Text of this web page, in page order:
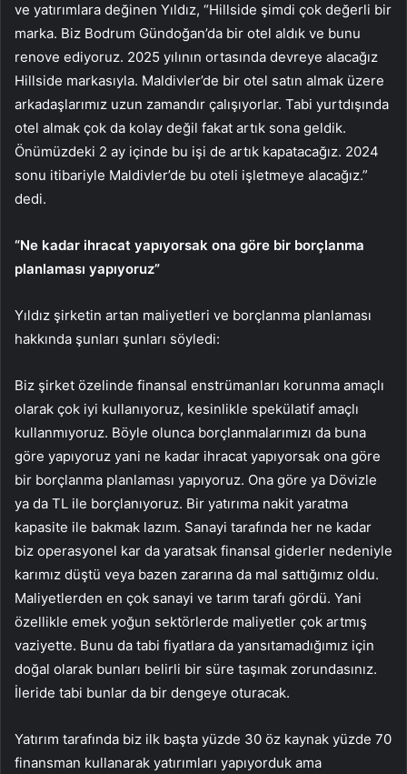
ve yatırımlara değinen Yıldız, “Hillside şimdi çok değerli bir
marka. Biz Bodrum Gündoğan’da bir otel aldık ve bunu
renove ediyoruz. 2025 yılının ortasında devreye alacağız
Hillside markasıyla. Maldivler’de bir otel satın almak üzere
arkadaşlarımız uzun zamandır çalışıyorlar. Tabi yurtdışında
otel almak çok da kolay değil fakat artık sona geldik.
Önümüzdeki 2 ay içinde bu işi de artık kapatacağız. 2024
sonu itibariyle Maldivler’de bu oteli işletmeye alacağız.”
dedi.
“Ne kadar ihracat yapıyorsak ona göre bir borçlanma
planlaması yapıyoruz”
Yıldız şirketin artan maliyetleri ve borçlanma planlaması
hakkında şunları şunları söyledi:
Biz şirket özelinde finansal enstrümanları korunma amaçlı
olarak çok iyi kullanıyoruz, kesinlikle spekülatif amaçlı
kullanmıyoruz. Böyle olunca borçlanmalarımızı da buna
göre yapıyoruz yani ne kadar ihracat yapıyorsak ona göre
bir borçlanma planlaması yapıyoruz. Ona göre ya Dövizle
ya da TL ile borçlanıyoruz. Bir yatırıma nakit yaratma
kapasite ile bakmak lazım. Sanayi tarafında her ne kadar
biz operasyonel kar da yaratsak finansal giderler nedeniyle
karımız düştü veya bazen zararına da mal sattığımız oldu.
Maliyetlerden en çok sanayi ve tarım tarafı gördü. Yani
özellikle emek yoğun sektörlerde maliyetler çok artmış
vaziyette. Bunu da tabi fiyatlara da yansıtamadığımız için
doğal olarak bunları belirli bir süre taşımak zorundasınız.
İleride tabi bunlar da bir dengeye oturacak.
Yatırım tarafında biz ilk başta yüzde 30 öz kaynak yüzde 70
finansman kullanarak yatırımları yapıyorduk ama